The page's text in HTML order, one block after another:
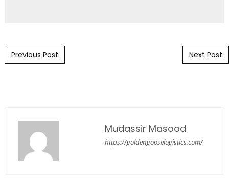
Post navigation
Previous Post Next Post
Mudassir Masood
https://goldengooselogistics.com/